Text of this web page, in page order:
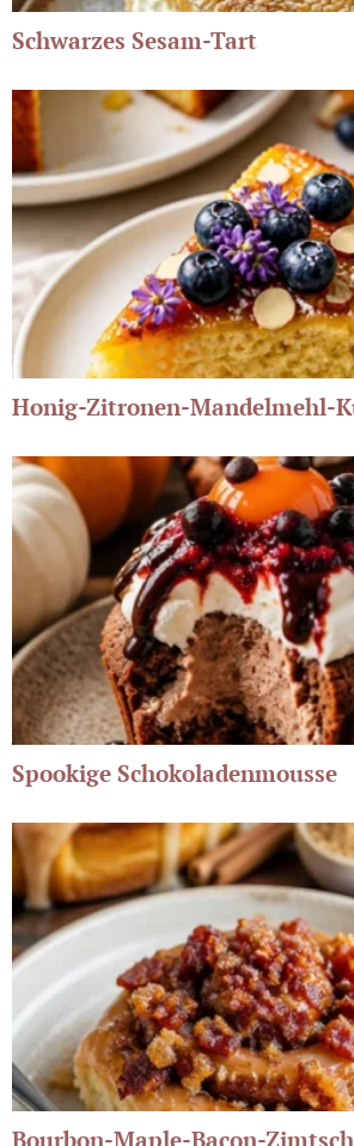
Schwarzes Sesam-Tart
Honig-Zitronen-Mandelmehl-
Spookige Schokoladenmousse
Bourbon-Maple-Bacon-